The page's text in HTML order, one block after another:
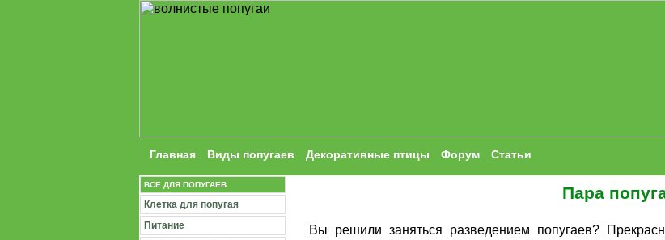
Главная Виды попугаев Декоративные птицы Форум Статьи
ВСЕ ДЛЯ ПОПУГАЕВ
Клетка для попугая
Питание
Пара
Вы решили заняться разведением попугаев?